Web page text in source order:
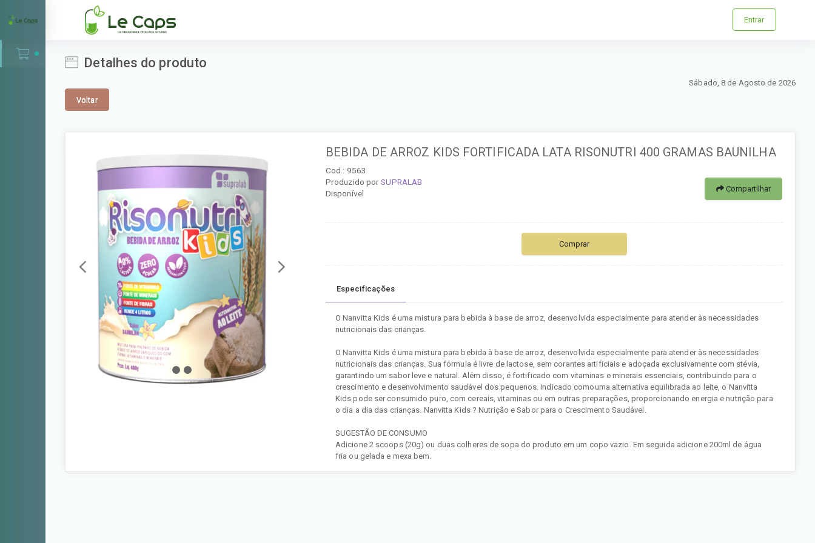
Entrar
Detalhes do produto
Voltar
Sábado, 8 de Agosto de 2026
BEBIDA DE ARROZ KIDS FORTIFICADA LATA RISONUTRI 400 GRAMAS BAUNILHA
Cod.: 9563
Produzido porSUPRALAB
Disponível
Compartilhar
Comprar
Especificações
O Nanvitta Kids é uma mistura para bebida à base de arroz, desenvolvida especialmente para atender às necessidades
nutricionais das crianças.
O Nanvitta Kids é uma mistura para bebida à base de arroz, desenvolvida especialmente para atender às necessidades
nutricionais das crianças. Sua fórmula é livre de lactose, sem corantes artificiais e adoçada exclusivamente com stévia,
garantindo um sabor leve e natural. Além disso, é fortificado com vitaminas e minerais essenciais, contribuindo para o
crescimento e desenvolvimento saudável dos pequenos. Indicado comouma alternativa equilibrada ao leite, o Nanvitta
Kids pode ser consumido puro, com cereais, vitaminas ou em outras preparações, proporcionando energia e nutrição para
o dia a dia das crianças. Nanvitta Kids ? Nutrição e Sabor para o Crescimento Saudável.
SUGESTÃO DE CONSUMO
Adicione 2 scoops (20g) ou duas colheres de sopa do produto em um copo vazio. Em seguida adicione 200ml de água
fria ou gelada e mexa bem.